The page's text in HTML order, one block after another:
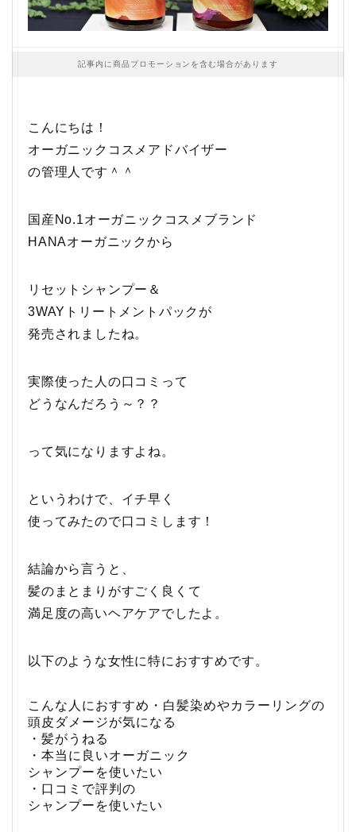
記事内に商品プロモーションを含む場合があります
こんにちは！
オーガニックコスメアドバイザー
の管理人です＾＾
国産No.1オーガニックコスメブランド
HANAオーガニックから
リセットシャンプー＆
3WAYトリートメントパックが
発売されましたね。
実際使った人の口コミって
どうなんだろう～？？
って気になりますよね。
というわけで、イチ早く
使ってみたので口コミします！
結論から言うと、
髪のまとまりがすごく良くて
満足度の高いヘアケアでしたよ。
以下のような女性に特におすすめです。
こんな人におすすめ ・白髪染めやカラーリングの
頭皮ダメージが気になる
・髪がうねる
・本当に良いオーガニック
シャンプーを使いたい
・口コミで評判の
シャンプーを使いたい